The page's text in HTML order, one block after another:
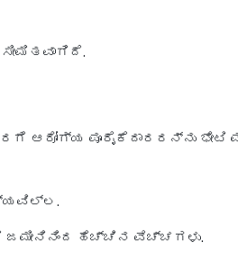
ಆರೋಗ್ಯ ಪೂರೈಕೆದಾರರನ್ನು ಭೇಟಿ
ಜಮೀನಿನಿಂದ ಹೆಚ್ಚಿನ ವೆಚ್ಚಗಳು.